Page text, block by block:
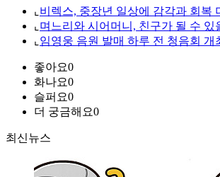
⌞ 비렉스, 중장년 일상에 감각과 회복
⌞ 며느리와 시어머니, 친구가 될 수 있
⌞ 임영웅 음원 발매 하루 전 청음회 개
좋아요0
화나요0
슬퍼요0
더 궁금해요0
최신뉴스